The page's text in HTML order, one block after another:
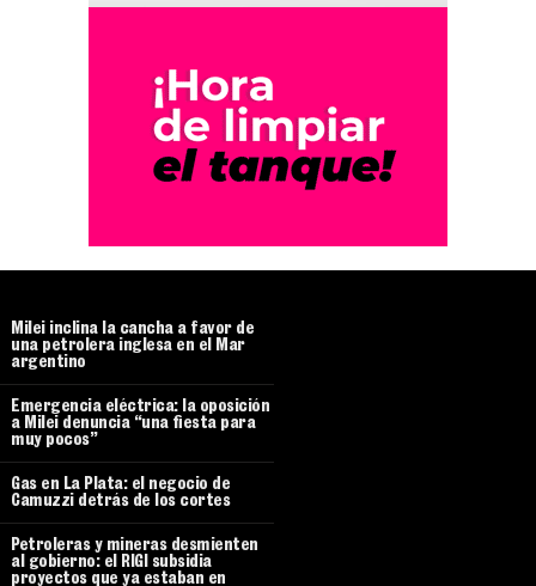
Milei inclina la cancha a favor de
una petrolera inglesa en el Mar
argentino
Emergencia eléctrica: la oposición
a Milei denuncia “una fiesta para
muy pocos”
Gas en La Plata: el negocio de
Camuzzi detrás de los cortes
Petroleras y mineras desmienten
al gobierno: el RIGI subsidia
proyectos que ya estaban en